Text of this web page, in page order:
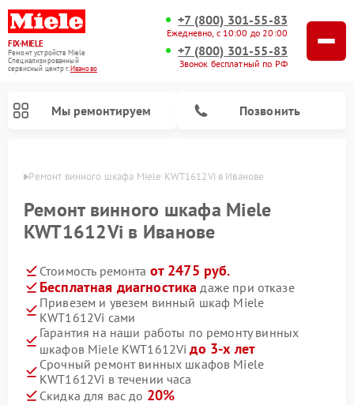
FIX-MIELE
Ремонт устройств Miele
Специализированный
cервисный центр г.Иваново
+7 (800) 301-55-83
Ежедневно, с 10:00 до 20:00
+7 (800) 301-55-83
Звонок бесплатный по РФ
Мы ремонтируем Позвонить
Ремонт винного шкафа Miele KWT1612Vi в Иванове
Ремонт винного шкафа Miele
KWT1612Vi в Иванове
Стоимость ремонта от 2475 руб.
Бесплатная диагностика даже при отказе
Привезем и увезем винный шкаф Miele
KWT1612Vi сами
Гарантия на наши работы по ремонту винных
шкафов Miele KWT1612Viдо 3-х лет
Срочный ремонт винных шкафов Miele
KWT1612Vi в течении часа
Скидка для вас до 20%